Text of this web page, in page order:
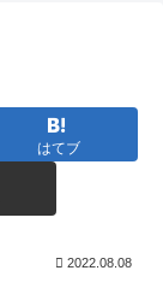
はてブ
2022.08.08